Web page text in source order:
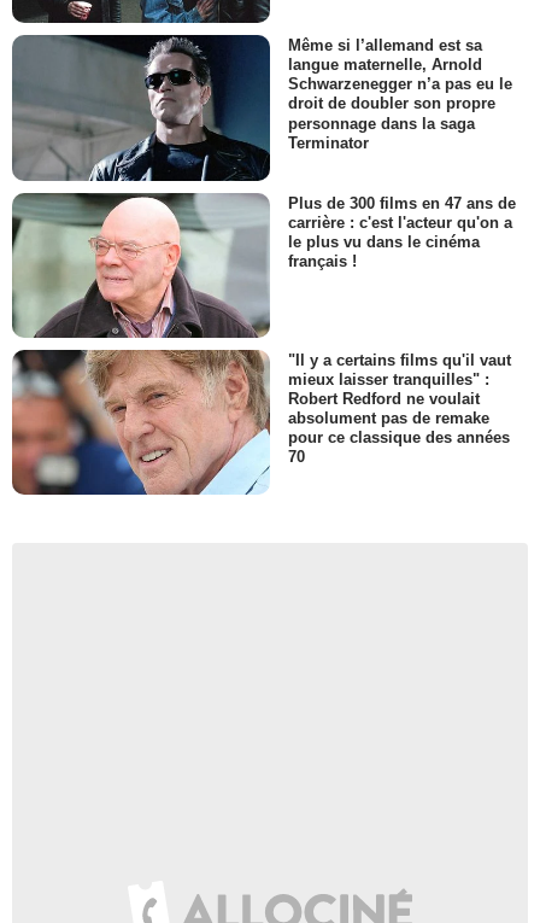
Même si l’allemand est sa
langue maternelle, Arnold
Schwarzenegger n’a pas eu le
droit de doubler son propre
personnage dans la saga
Terminator
Plus de 300 films en 47 ans de
carrière : c'est l'acteur qu'on a
le plus vu dans le cinéma
français !
"Il y a certains films qu'il vaut
mieux laisser tranquilles" :
Robert Redford ne voulait
absolument pas de remake
pour ce classique des années
70